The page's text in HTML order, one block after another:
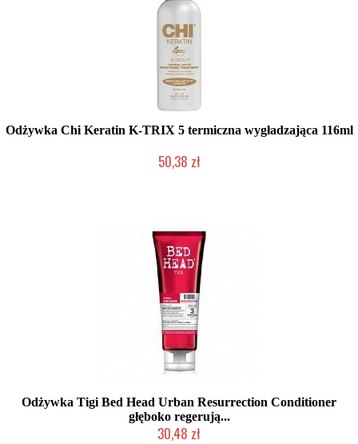
Odżywka Chi Keratin K-TRIX 5 termiczna wygładzająca 116ml
50,38 zł
Odżywka Tigi Bed Head Urban Resurrection Conditioner
głęboko regerują...
30,48 zł